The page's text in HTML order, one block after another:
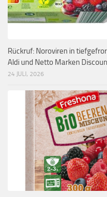
Rückruf: Noroviren in
Aldi und Netto Marken
24 JULI, 2026